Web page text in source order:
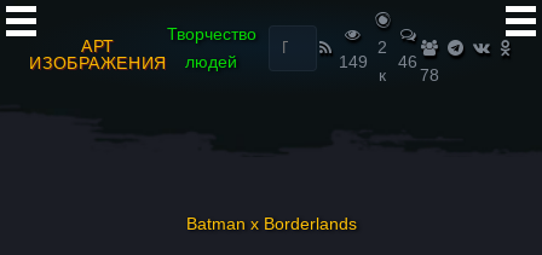
АРТ
ИЗОБРАЖЕНИЯ
Творчество
людей
Найти:
149
2
к
46
78
Batman x Borderlands